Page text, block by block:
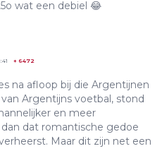
wat een debiel 😂
+ 6472
na afloop bij die Argentijnen
Argentijns voetbal, stond
en meer
dat romantische gedoe
Maar dit zijn net een